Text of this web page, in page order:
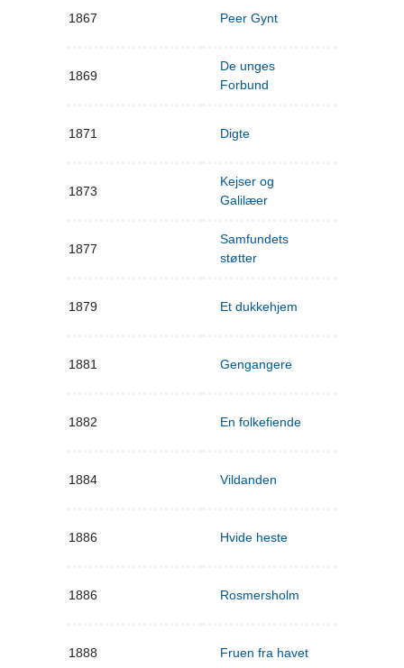
1867 Peer Gynt
1869
De unges
Forbund
1871 Digte
1873
Kejser og
Galilæer
1877
Samfundets
støtter
1879 Et dukkehjem
1881 Gengangere
1882 En folkefiende
1884 Vildanden
1886 Hvide heste
1886 Rosmersholm
1888 Fruen fra havet